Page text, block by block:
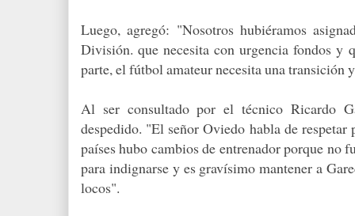
Luego, agregó: "Nosotros hubiéramos
División. que necesita con urgencia fondos y
parte, el fútbol amateur necesita una transición
Al ser consultado por el técnico Ricardo
despedido. "El señor Oviedo habla de respetar
países hubo cambios de entrenador porque no
para indignarse y es gravísimo mantener a
locos".